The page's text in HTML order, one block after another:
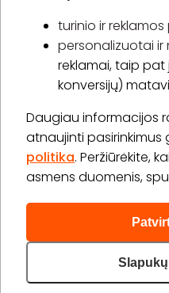
turinio ir
personalizuotai
reklamai, taip
konversijų)
Daugiau informacijos
atnaujinti pasirinkimus
politika. Peržiūrėkite,
asmens duomenis,
Apie „BookitNow“
Informacija
„GERA DOVANA“ GRUPĖ
2026 © Visos teisės
Privatumo